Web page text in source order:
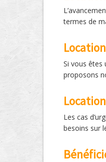
termes de
Si vous êtes
proposons
Les cas
besoins sur